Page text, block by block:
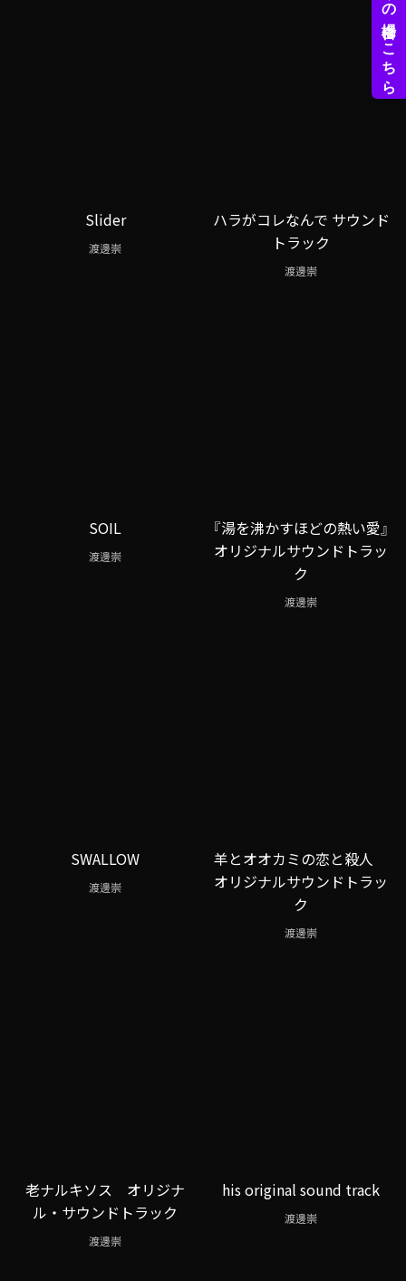
Slider
渡邊崇
ハラがコレなんで サウンド
トラック
渡邊崇
SOIL
渡邊崇
『湯を沸かすほどの熱い愛』
オリジナルサウンドトラッ
ク
渡邊崇
SWALLOW
渡邊崇
羊とオオカミの恋と殺人
オリジナルサウンドトラッ
ク
渡邊崇
老ナルキソス オリジナ
ル・サウンドトラック
渡邊崇
his original sound track
渡邊崇